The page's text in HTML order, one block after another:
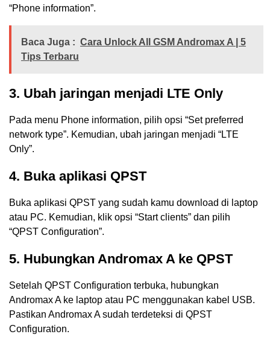
“Phone information”.
Baca Juga : Cara Unlock All GSM Andromax A | 5
Tips Terbaru
3. Ubah jaringan menjadi LTE Only
Pada menu Phone information, pilih opsi “Set preferred
network type”. Kemudian, ubah jaringan menjadi “LTE
Only”.
4. Buka aplikasi QPST
Buka aplikasi QPST yang sudah kamu download di laptop
atau PC. Kemudian, klik opsi “Start clients” dan pilih
“QPST Configuration”.
5. Hubungkan Andromax A ke QPST
Setelah QPST Configuration terbuka, hubungkan
Andromax A ke laptop atau PC menggunakan kabel USB.
Pastikan Andromax A sudah terdeteksi di QPST
Configuration.